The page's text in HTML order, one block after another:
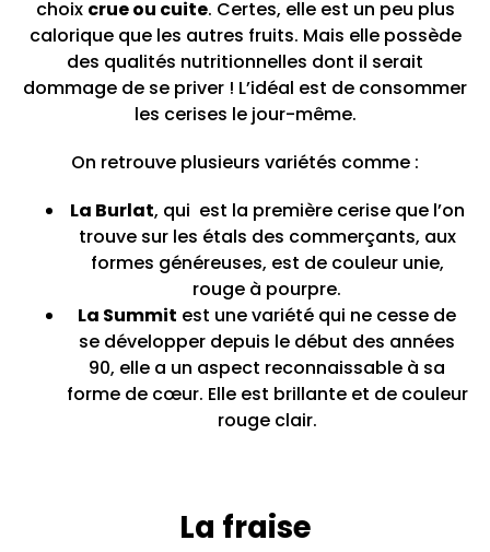
choix crue ou cuite. Certes, elle est un peu plus
calorique que les autres fruits. Mais elle possède
des qualités nutritionnelles dont il serait
dommage de se priver ! L’idéal est de consommer
les cerises le jour-même.
On retrouve plusieurs variétés comme :
La Burlat, qui est la première cerise que l’on
trouve sur les étals des commerçants, aux
formes généreuses, est de couleur unie,
rouge à pourpre.
La Summit est une variété qui ne cesse de
se développer depuis le début des années
90, elle a un aspect reconnaissable à sa
forme de cœur. Elle est brillante et de couleur
rouge clair.
La fraise